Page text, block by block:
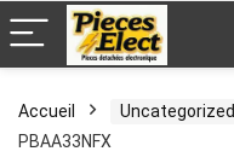
Accueil Uncategorized
PBAA33NFX